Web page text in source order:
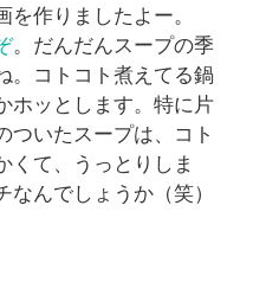
作りましたよー。
。だんだんスープの季
。コトコト煮えてる鍋
ホッとします。特に片
ついたスープは、コト
くて、うっとりしま
んでしょうか（笑）